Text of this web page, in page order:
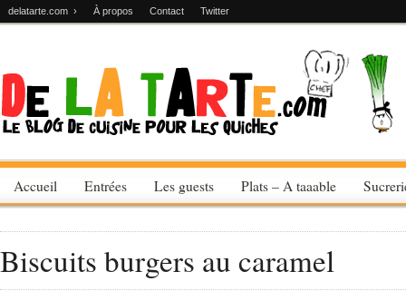
delatarte.com › À propos Contact Twitter
Accueil Entrées Les guests Plats – A taaable
Biscuits burgers au caramel